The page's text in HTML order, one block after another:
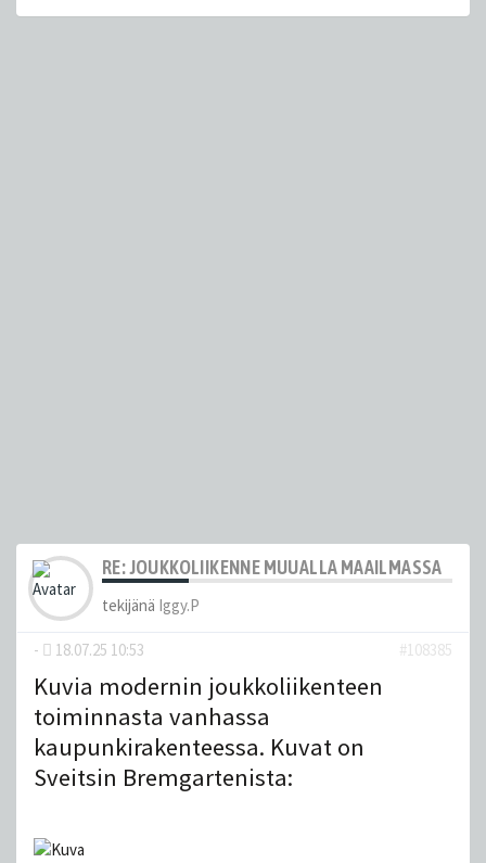
RE: JOUKKOLIIKENNE MUUALLA MAAILMASSA
tekijänä Iggy.P
- 18.07.25 10:53 #108385
Kuvia modernin joukkoliikenteen
toiminnasta vanhassa
kaupunkirakenteessa. Kuvat on
Sveitsin Bremgartenista: